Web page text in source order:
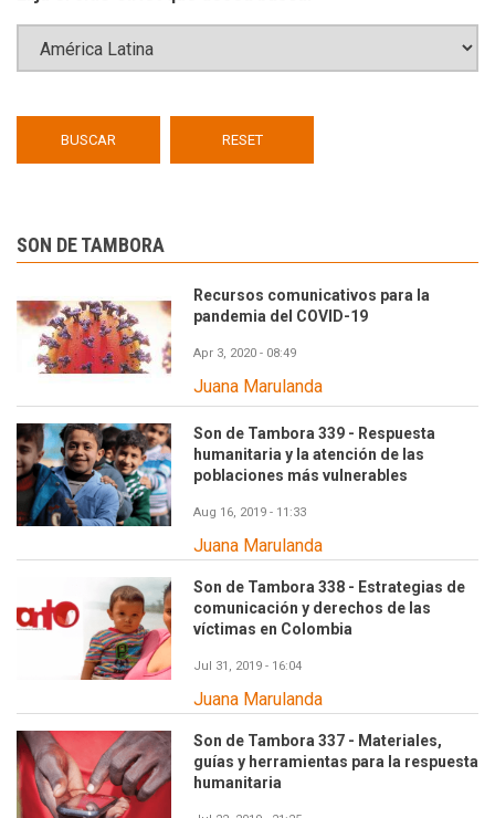
SON DE TAMBORA
Recursos comunicativos para la
pandemia del COVID-19
Apr 3, 2020 - 08:49
Juana Marulanda
Son de Tambora 339 - Respuesta
humanitaria y la atención de las
poblaciones más vulnerables
Aug 16, 2019 - 11:33
Juana Marulanda
Son de Tambora 338 - Estrategias de
comunicación y derechos de las
víctimas en Colombia
Jul 31, 2019 - 16:04
Juana Marulanda
Son de Tambora 337 - Materiales,
guías y herramientas para la respuesta
humanitaria